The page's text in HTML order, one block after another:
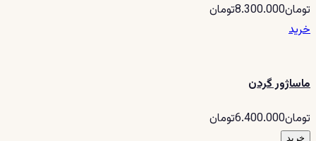
تومان8.300.000تومان
خرید
ماساژور گردن
تومان6.400.000تومان
خرید